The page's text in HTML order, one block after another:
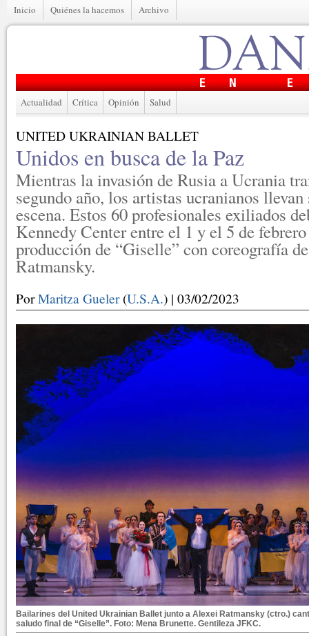
Inicio Quiénes la hacemos Archivo
Actualidad Crítica Opinión Salud
UNITED UKRAINIAN BALLET
Unidos en busca de la Paz
Mientras la invasión de Rusia a Ucrania
segundo año, los artistas ucranianos
escena. Estos 60 profesionales exiliados
Kennedy Center entre el 1 y el 5 de
producción de “Giselle” con coreografía
Ratmansky.
PorMaritza Gueler(U.S.A.) | 03/02/2023
Bailarines del United Ukrainian Ballet junto a Alexei Ratmansky (ctro.)
saludo final de “Giselle”. Foto: Mena Brunette. Gentileza JFKC.